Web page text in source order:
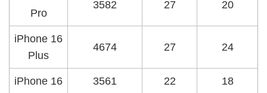
Pro
3582 27 20
iPhone 16
Plus
4674 27 24
iPhone 16 3561 22 18